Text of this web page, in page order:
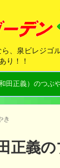
、泉ビレジゴ
り！！
田正義）のつぶ
き
正義